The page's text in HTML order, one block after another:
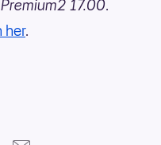
17.00.
her.